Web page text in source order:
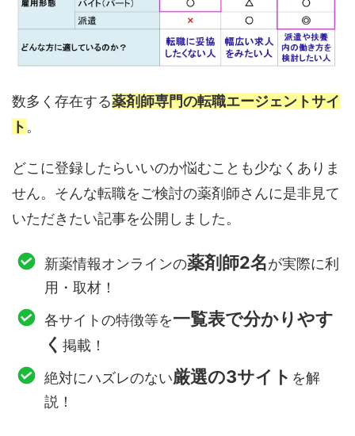
数多く存在する薬剤師専門の転職エージェントサイ
ト 。
どこに登録したらいいのか悩むことも少なくありま
せん。そんな転職をご検討の薬剤師さんに是非見て
いただきたい記事を公開しました。
新薬情報オンラインの薬剤師2名が実際に利
用・取材！
各サイトの特徴等を一覧表で分かりやす
く 掲載！
絶対にハズレのない厳選の3サイト を解
説！